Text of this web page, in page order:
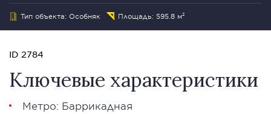
Тип объекта: Особняк Площадь: 595.8 м²
ID 2784
Ключевые характеристики
Метро: Баррикадная